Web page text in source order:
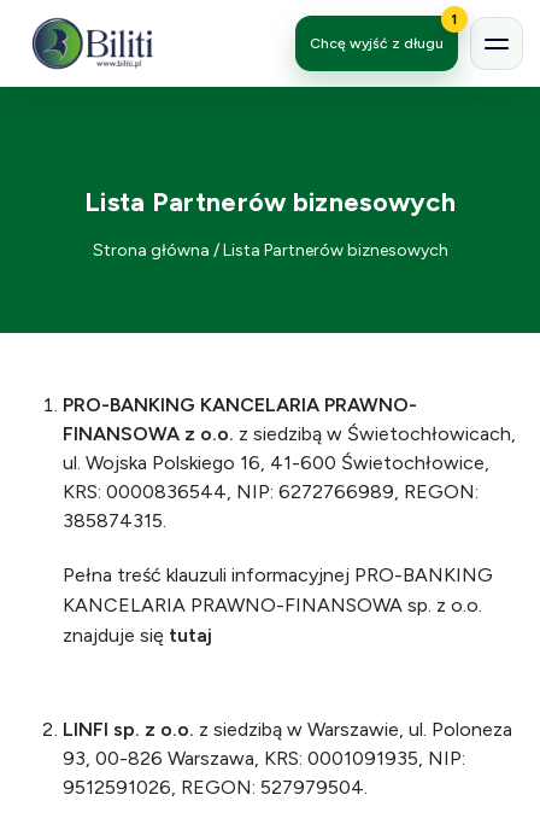
Chcę wyjść z długu
1
Lista Partnerów biznesowych
Strona główna /Lista Partnerów biznesowych
PRO-BANKING KANCELARIA PRAWNO-
FINANSOWA z o.o. z siedzibą w Świetochłowicach,
ul. Wojska Polskiego 16, 41-600 Świetochłowice,
KRS: 0000836544, NIP: 6272766989, REGON:
385874315.
Pełna treść klauzuli informacyjnej PRO-BANKING
KANCELARIA PRAWNO-FINANSOWA sp. z o.o.
znajduje się tutaj
LINFI sp. z o.o. z siedzibą w Warszawie, ul. Poloneza
93, 00-826 Warszawa, KRS: 0001091935, NIP:
9512591026, REGON: 527979504.